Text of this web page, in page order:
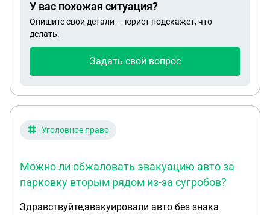
У вас похожая ситуация?
Опишите свои детали — юрист подскажет, что
делать.
Задать свой вопрос
Уголовное право
Можно ли обжаловать эвакуацию авто за
парковку вторым рядом из-за сугробов?
Здравствуйте,эвакуировали авто без знака